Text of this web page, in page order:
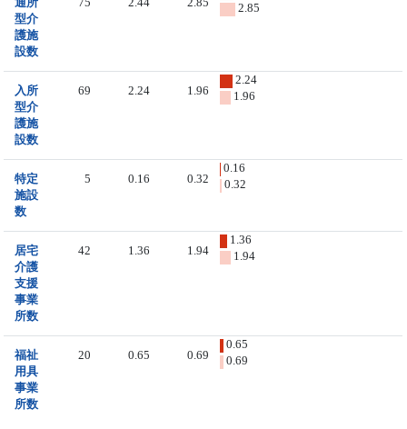
型介
護施
設数
2.85
入所
型介
護施
設数
69 2.24 1.96
2.24
1.96
特定
施設
数
5 0.16 0.32
0.16
0.32
居宅
介護
支援
事業
所数
42 1.36 1.94
1.36
1.94
福祉
用具
事業
所数
20 0.65 0.69
0.65
0.69